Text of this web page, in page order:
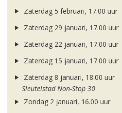
Zaterdag 5 februari, 17.00 uur
Zaterdag 29 januari, 17.00 uur
Zaterdag 22 januari, 17.00 uur
Zaterdag 15 januari, 17.00 uur
Zaterdag 8 januari, 18.00 uur
Sleutelstad Non-Stop 30
Zondag 2 januari, 16.00 uur